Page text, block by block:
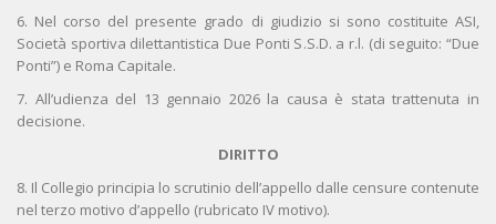
6. Nel corso del presente grado di giudizio si sono costituite ASI,
Società sportiva dilettantistica Due Ponti S.S.D. a r.l. (di seguito: “Due
Ponti”) e Roma Capitale.
7. All’udienza del 13 gennaio 2026 la causa è stata trattenuta in
decisione.
DIRITTO
8. Il Collegio principia lo scrutinio dell’appello dalle censure contenute
nel terzo motivo d’appello (rubricato IV motivo).